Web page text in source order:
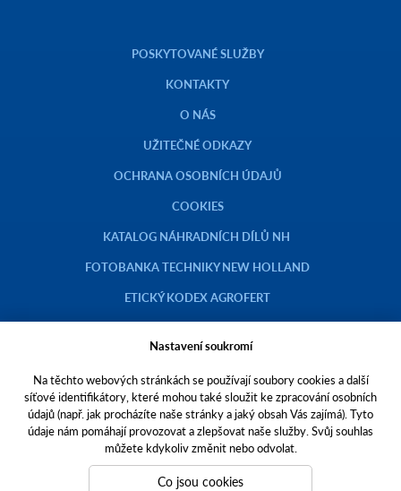
POSKYTOVANÉ SLUŽBY
KONTAKTY
O NÁS
UŽITEČNÉ ODKAZY
OCHRANA OSOBNÍCH ÚDAJŮ
COOKIES
KATALOG NÁHRADNÍCH DÍLŮ NH
FOTOBANKA TECHNIKY NEW HOLLAND
ETICKÝ KODEX AGROFERT
Copyright © 2023 AGROTEC a.s.
Toto jsou internetové stránky společnosti AGROTEC a. s., se sídlem v
Hustopečích, Brněnská 74, PSČ 69301, IČO 00544957,
zapsané v OR vedeném Krajským soudem v Brně, oddíl B, vložka 138.
Společnost AGROTEC a.s. je členem koncernu AGROFERT řízeného
Nastavení soukromí
Na těchto webových stránkách se používají soubory cookies a další
síťové identifikátory, které mohou také sloužit ke zpracování osobních
údajů (např. jak procházíte naše stránky a jaký obsah Vás zajímá). Tyto
údaje nám pomáhají provozovat a zlepšovat naše služby. Svůj souhlas
můžete kdykoliv změnit nebo odvolat.
Co jsou cookies